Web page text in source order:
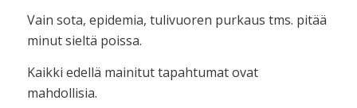
Vain sota, epidemia, tulivuoren purkaus tms. pitää
minut sieltä poissa.
Kaikki edellä mainitut tapahtumat ovat
mahdollisia.